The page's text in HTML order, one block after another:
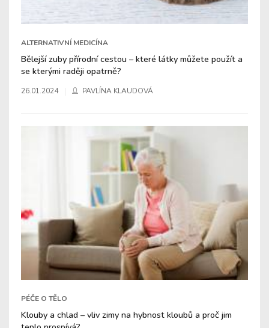
ALTERNATIVNÍ MEDICÍNA
Bělejší zuby přírodní cestou – které látky můžete použít a
se kterými raději opatrně?
26.01.2024 PAVLÍNA KLAUDOVÁ
PÉČE O TĚLO
Klouby a chlad – vliv zimy na hybnost kloubů a proč jim